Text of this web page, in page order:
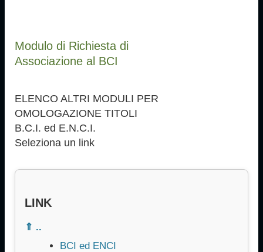
Modulo di Richiesta di
Associazione al BCI
ELENCO ALTRI MODULI PER
OMOLOGAZIONE TITOLI
B.C.I. ed E.N.C.I.
Seleziona un link
LINK
⇑ ..
BCI ed ENCI